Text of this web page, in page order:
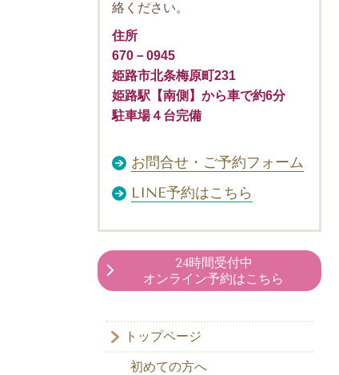
絡ください。
住所
670－0945
姫路市北条梅原町231
姫路駅【南側】から車で約6分
駐車場４台完備
お問合せ・ご予約フォーム
LINE予約はこちら
24時間受付中
オンライン予約はこちら
トップページ
初めての方へ